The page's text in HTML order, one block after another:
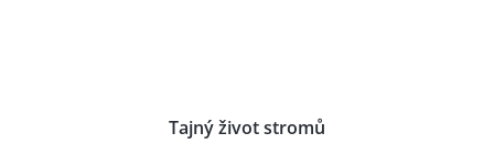
Tajný život stromů